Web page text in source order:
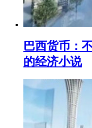
巴西货币：
的经济小说